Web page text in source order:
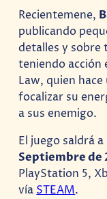
Recientemene,
publicando
detalles y sobre
teniendo acción
Law, quien
focalizar su
a sus enemigo.
El juego saldrá
Septiembre de
PlayStation 5,
víaSTEAM.